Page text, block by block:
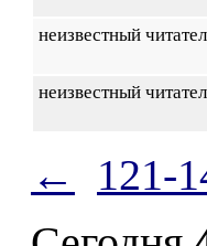
неизвестный
неизвестный
← 121-